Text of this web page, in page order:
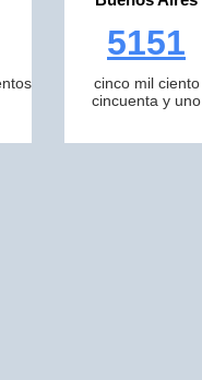
5151
cinco mil ciento
cincuenta y uno